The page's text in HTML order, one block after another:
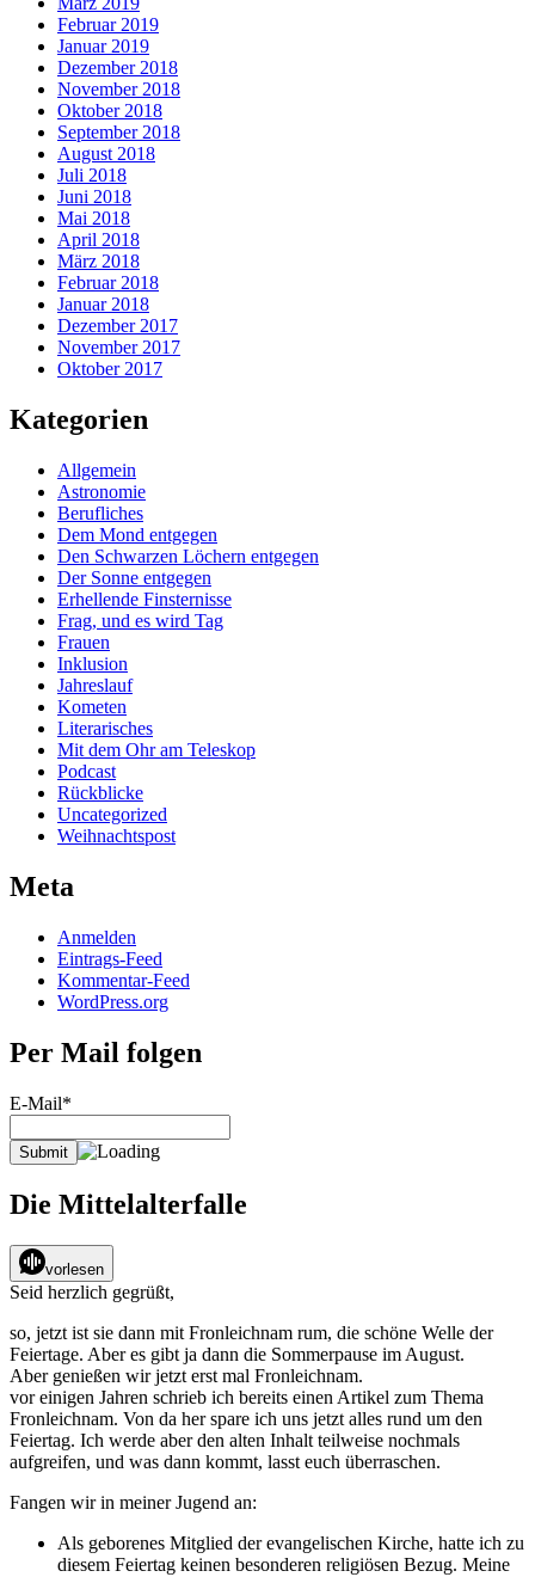
Februar 2019
Januar 2019
Dezember 2018
November 2018
Oktober 2018
September 2018
August 2018
Juli 2018
Juni 2018
Mai 2018
April 2018
März 2018
Februar 2018
Januar 2018
Dezember 2017
November 2017
Oktober 2017
Kategorien
Allgemein
Astronomie
Berufliches
Dem Mond entgegen
Den Schwarzen Löchern entgegen
Der Sonne entgegen
Erhellende Finsternisse
Frag, und es wird Tag
Frauen
Inklusion
Jahreslauf
Kometen
Literarisches
Mit dem Ohr am Teleskop
Podcast
Rückblicke
Uncategorized
Weihnachtspost
Meta
Anmelden
Eintrags-Feed
Kommentar-Feed
WordPress.org
Per Mail folgen
E-Mail*
Die Mittelalterfalle
vorlesen
Seid herzlich gegrüßt,
so, jetzt ist sie dann mit Fronleichnam rum, die schöne Welle der
Feiertage. Aber es gibt ja dann die Sommerpause im August.
Aber genießen wir jetzt erst mal Fronleichnam.
vor einigen Jahren schrieb ich bereits einen Artikel zum Thema
Fronleichnam. Von da her spare ich uns jetzt alles rund um den
Feiertag. Ich werde aber den alten Inhalt teilweise nochmals
aufgreifen, und was dann kommt, lasst euch überraschen.
Fangen wir in meiner Jugend an:
Als geborenes Mitglied der evangelischen Kirche, hatte ich zu
diesem Feiertag keinen besonderen religiösen Bezug. Meine